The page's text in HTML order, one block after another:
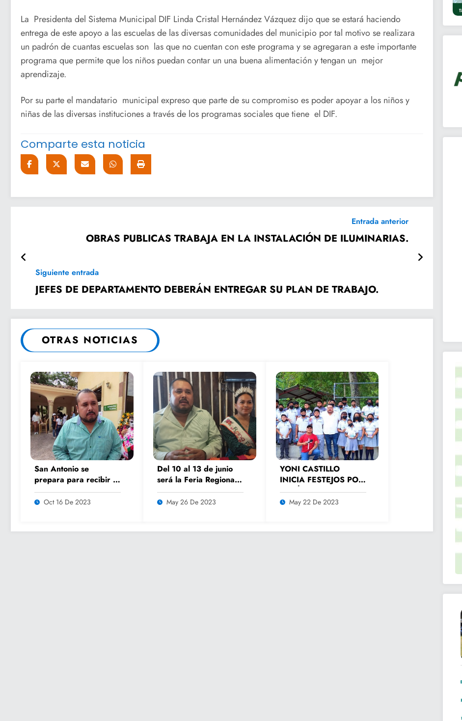
La Presidenta del Sistema Municipal DIF Linda Cristal Hernández Vázquez dijo que se estará haciendo
entrega de este apoyo a las escuelas de las diversas comunidades del municipio por tal motivo se realizara
un padrón de cuantas escuelas son las que no cuentan con este programa y se agregaran a este importante
programa que permite que los niños puedan contar un una buena alimentación y tengan un mejor
aprendizaje.
Por su parte el mandatario municipal expreso que parte de su compromiso es poder apoyar a los niños y
niñas de las diversas instituciones a través de los programas sociales que tiene el DIF.
Comparte esta noticia
Entrada anterior
OBRAS PUBLICAS TRABAJA EN LA INSTALACIÓN DE ILUMINARIAS.
Siguiente entrada
JEFES DE DEPARTAMENTO DEBERÁN ENTREGAR SU PLAN DE TRABAJO.
OTRAS NOTICIAS
San Antonio se
prepara para recibir a
miles de turistas en el
5to encuentro K’AILEM
Oct 16 De 2023
Del 10 al 13 de junio
será la Feria Regional
del Artesano: Yoni
Castillo
May 26 De 2023
YONI CASTILLO
INICIA FESTEJOS POR
EL DÍA DEL
ESTUDIANTE EN LAS
May 22 De 2023